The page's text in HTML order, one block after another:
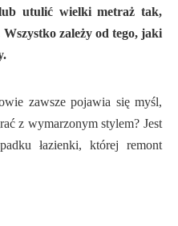
lub utulić wielki metraż tak,
zależy od tego, jaki
zawsze pojawia się myśl,
z wymarzonym stylem? Jest
łazienki, której remont